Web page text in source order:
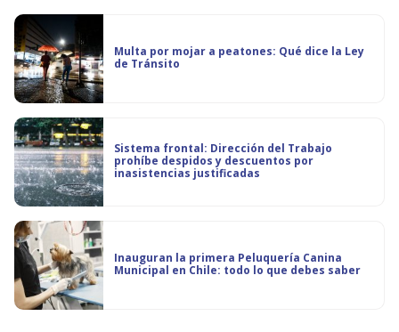
Multa por mojar a peatones: Qué dice la Ley
de Tránsito
Sistema frontal: Dirección del Trabajo
prohíbe despidos y descuentos por
inasistencias justificadas
Inauguran la primera Peluquería Canina
Municipal en Chile: todo lo que debes saber